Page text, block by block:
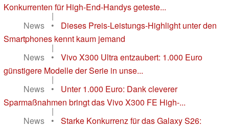
Konkurrenten für High-End-Handys geteste...
|
News
•
Dieses Preis-Leistungs-Highlight unter den
Smartphones kennt kaum jemand
|
News
•
Vivo X300 Ultra entzaubert: 1.000 Euro
günstigere Modelle der Serie in unse...
|
News
•
Unter 1.000 Euro: Dank cleverer
Sparmaßnahmen bringt das Vivo X300 FE High-...
|
News
•
Starke Konkurrenz für das Galaxy S26: